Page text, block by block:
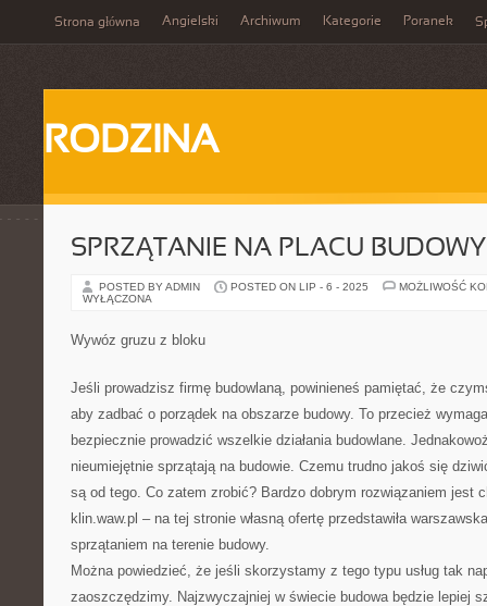
Strona główna Angielski Archiwum Kategorie Poranek
RODZINA
SPRZĄTANIE NA PLACU BUDOWY
POSTED BY ADMIN POSTED ON LIP - 6 - 2025
MOŻLIWOŚĆ
WYŁĄCZONA
Wywóz gruzu z bloku
Jeśli prowadzisz firmę budowlaną, powinieneś pamiętać, że
aby zadbać o porządek na obszarze budowy. To przecież
bezpiecznie prowadzić wszelkie działania budowlane.
nieumiejętnie sprzątają na budowie. Czemu trudno jakoś się
są od tego. Co zatem zrobić? Bardzo dobrym rozwiązaniem jest
klin.waw.pl – na tej stronie własną ofertę przedstawiła
sprzątaniem na terenie budowy.
Można powiedzieć, że jeśli skorzystamy z tego typu usług tak
zaoszczędzimy. Najzwyczajniej w świecie budowa będzie lepiej